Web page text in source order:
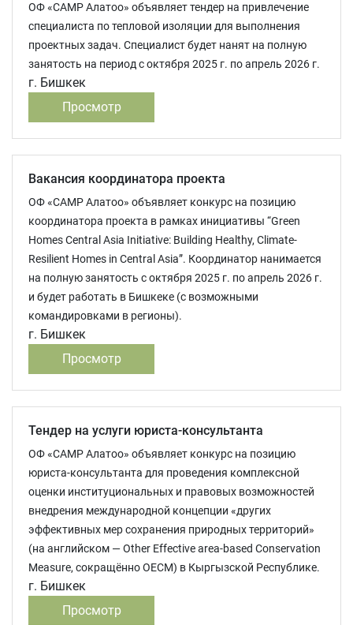
ОФ «САМР Алатоо» объявляет тендер на привлечение
специалиста по тепловой изоляции для выполнения
проектных задач. Специалист будет нанят на полную
занятость на период с октября 2025 г. по апрель 2026 г.
г. Бишкек
Просмотр
Вакансия координатора проекта
ОФ «CAMP Aлатоо» объявляет конкурс на позицию
координатора проекта в рамках инициативы “Green
Homes Central Asia Initiative: Building Healthy, Climate-
Resilient Homes in Central Asia”. Координатор нанимается
на полную занятость с октября 2025 г. по апрель 2026 г.
и будет работать в Бишкеке (с возможными
командировками в регионы).
г. Бишкек
Просмотр
Тендер на услуги юриста-консультанта
ОФ «САМР Алатоо» объявляет конкурс на позицию
юриста-консультанта для проведения комплексной
оценки институциональных и правовых возможностей
внедрения международной концепции «других
эффективных мер сохранения природных территорий»
(на английском — Other Effective area-based Conservation
Measure, сокращённо OECM) в Кыргызской Республике.
г. Бишкек
Просмотр